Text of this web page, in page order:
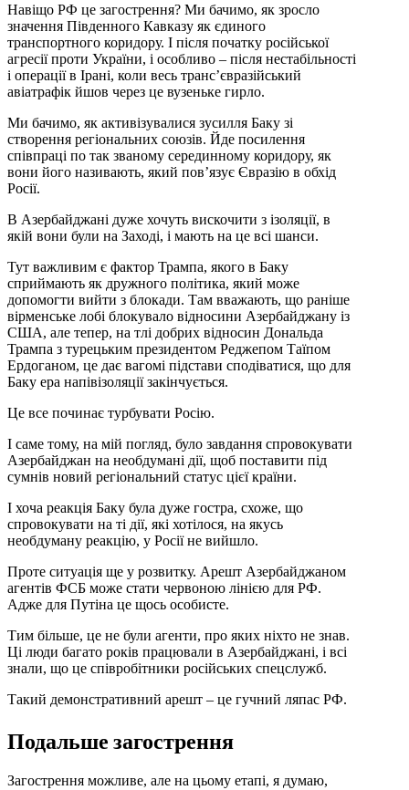
Навіщо РФ це загострення? Ми бачимо, як зросло
значення Південного Кавказу як єдиного
транспортного коридору. І після початку російської
агресії проти України, і особливо – після нестабільності
і операції в Ірані, коли весь транс’євразійський
авіатрафік йшов через це вузеньке гирло.
Ми бачимо, як активізувалися зусилля Баку зі
створення регіональних союзів. Йде посилення
співпраці по так званому серединному коридору, як
вони його називають, який пов’язує Євразію в обхід
Росії.
В Азербайджані дуже хочуть вискочити з ізоляції, в
якій вони були на Заході, і мають на це всі шанси.
Тут важливим є фактор Трампа, якого в Баку
сприймають як дружного політика, який може
допомогти вийти з блокади. Там вважають, що раніше
вірменське лобі блокувало відносини Азербайджану із
США, але тепер, на тлі добрих відносин Дональда
Трампа з турецьким президентом Реджепом Таїпом
Ердоганом, це дає вагомі підстави сподіватися, що для
Баку ера напівізоляції закінчується.
Це все починає турбувати Росію.
І саме тому, на мій погляд, було завдання спровокувати
Азербайджан на необдумані дії, щоб поставити під
сумнів новий регіональний статус цієї країни.
І хоча реакція Баку була дуже гостра, схоже, що
спровокувати на ті дії, які хотілося, на якусь
необдуману реакцію, у Росії не вийшло.
Проте ситуація ще у розвитку. Арешт Азербайджаном
агентів ФСБ може стати червоною лінією для РФ.
Адже для Путіна це щось особисте.
Тим більше, це не були агенти, про яких ніхто не знав.
Ці люди багато років працювали в Азербайджані, і всі
знали, що це співробітники російських спецслужб.
Такий демонстративний арешт – це гучний ляпас РФ.
Подальше загострення
Загострення можливе, але на цьому етапі, я думаю,